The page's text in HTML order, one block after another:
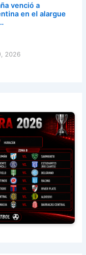
venció a
en el alargue
2026